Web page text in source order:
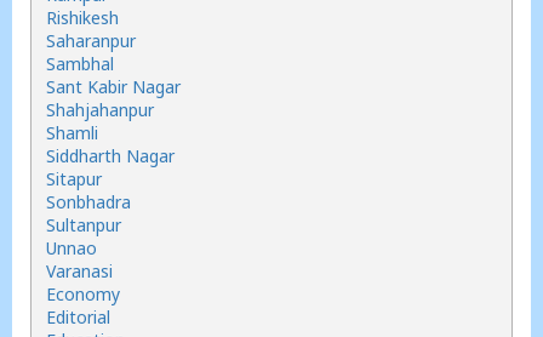
Rishikesh
Saharanpur
Sambhal
Sant Kabir Nagar
Shahjahanpur
Shamli
Siddharth Nagar
Sitapur
Sonbhadra
Sultanpur
Unnao
Varanasi
Economy
Editorial